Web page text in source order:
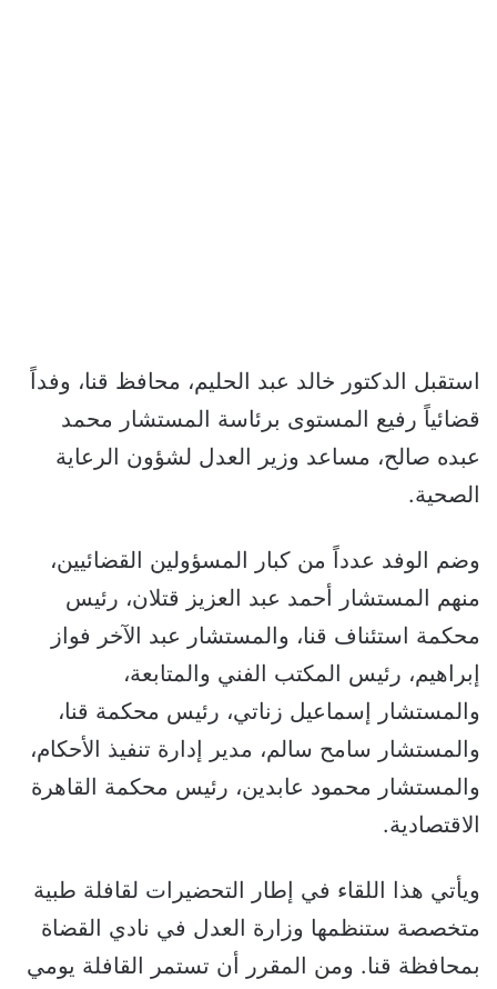
استقبل الدكتور خالد عبد الحليم، محافظ قنا، وفداً
قضائياً رفيع المستوى برئاسة المستشار محمد
عبده صالح، مساعد وزير العدل لشؤون الرعاية
الصحية.
وضم الوفد عدداً من كبار المسؤولين القضائيين،
منهم المستشار أحمد عبد العزيز قتلان، رئيس
محكمة استئناف قنا، والمستشار عبد الآخر فواز
إبراهيم، رئيس المكتب الفني والمتابعة،
والمستشار إسماعيل زناتي، رئيس محكمة قنا،
والمستشار سامح سالم، مدير إدارة تنفيذ الأحكام،
والمستشار محمود عابدين، رئيس محكمة القاهرة
الاقتصادية.
ويأتي هذا اللقاء في إطار التحضيرات لقافلة طبية
متخصصة ستنظمها وزارة العدل في نادي القضاة
بمحافظة قنا. ومن المقرر أن تستمر القافلة يومي